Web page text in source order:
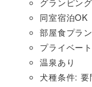
グランピング
同室宿泊OK
部屋食プラ
プライベー
温泉あり
犬種条件: 要